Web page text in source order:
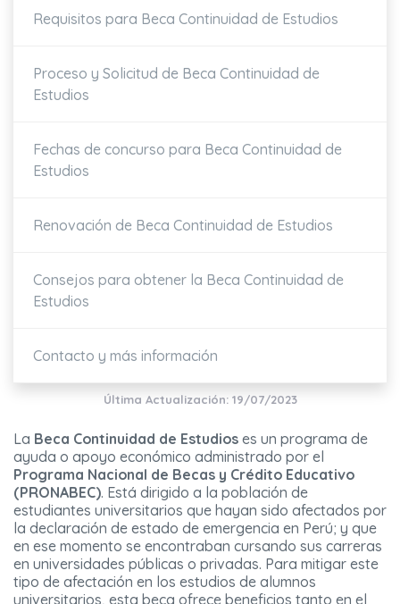
Requisitos para Beca Continuidad de Estudios
Proceso y Solicitud de Beca Continuidad de
Estudios
Fechas de concurso para Beca Continuidad de
Estudios
Renovación de Beca Continuidad de Estudios
Consejos para obtener la Beca Continuidad de
Estudios
Contacto y más información
Última Actualización: 19/07/2023
La Beca Continuidad de Estudios es un programa de
ayuda o apoyo económico administrado por el
Programa Nacional de Becas y Crédito Educativo
(PRONABEC). Está dirigido a la población de
estudiantes universitarios que hayan sido afectados por
la declaración de estado de emergencia en Perú; y que
en ese momento se encontraban cursando sus carreras
en universidades públicas o privadas. Para mitigar este
tipo de afectación en los estudios de alumnos
universitarios, esta beca ofrece beneficios tanto en el